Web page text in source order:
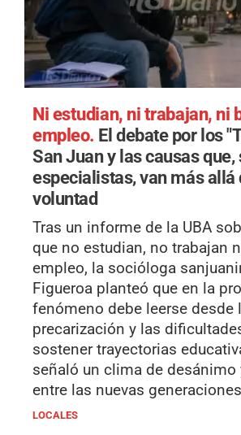
Ni estudian, ni trabajan, ni
empleo. El debate por los
San Juan y las causas que,
especialistas, van más allá
voluntad
Tras un informe de la UBA
que no estudian, no trabajan
empleo, la socióloga
Figueroa planteó que en la
fenómeno debe leerse desde
precarización y las
sostener trayectorias
señaló un clima de
entre las nuevas
LOCALES